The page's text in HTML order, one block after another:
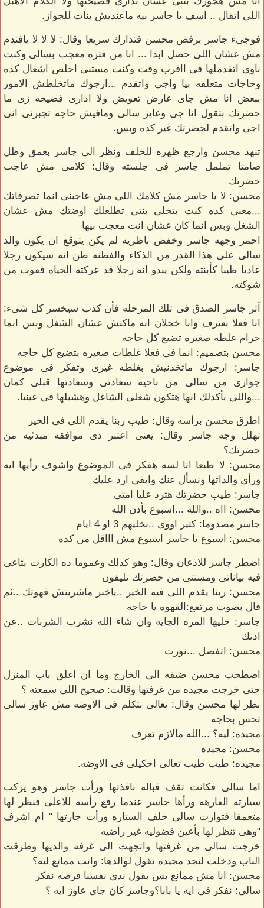
اللى اتقال .. اسف يا جاسر بيه ماعنديش بنات للجواز.
فوجىء جاسر برفض محسن فتدارك سريعا وقال: لا لا لا يافندم
مش عشان اللى حصل ابدا ... انا من فتره معجب بسالى وكنت
ناوى اتقدملها فى ااقرب وقت وكنت مستنى اخلص اشغال كده
وحاجات متعلقه بيا واجى واتقدم ...ارجوك ماتخلطش الامور
ببعض انا مش جاى عارض تعويض ولا ادارى فضيحه زى ما
حضرتك بتقول انا جى وعايز سالى ومافيش حاجه تجبرنى انى
اجى واتقدم لحضرتك غير كده وبس.
تنهد محسن وارجع ظهره للخلف ونظر الى جاسر بعمق وظل
صامتا تململ جاسر فى جلسته وقال: كلامى مش عاجب
حضرتك
محسن: لا يا جاسر مش كلامك اللى مش عاجبنى انما تصرفاتك
...معنى كده كنت بتخلى بنتى تطلعلك اوضتك مش عشان
الشغل وبس انما كان عشان انت معجب بيها
احمر وجهه جاسر وخفض ناظريه لم يكن يتوقع ان يكون والد
سالى على هذا القدر من الذكاء والفطنه ظن انه سيكون رجلا
عاديا طيبا كأبنته ولكن يبدو انه رجلا قد عركته الحياه فقوت من
شوكته.
آثر جاسر الصدق فى تلك المرحله فأن كذب سيخسر كل شىء:
انا فعلا بعترف وانا خجلان انه ماكنش عشان الشغل وبس انما
حرام غلطه صغيره تضيع كل حاجه
محسن بتصميم: انما فى فعلا غلطات صغيره بتضيع كل حاجه
جاسر: ارجوك ماتخدنيش بغلطه غيرى وتفكر فى موضوع
جوازى من سالى من ناحيه سعادتى وسعادتها قبلى كمان
...واللى بأكدلك انها هتكون شغلى الشاغل وهشيلها فى عينيا.
اطرق محسن برأسه وقال: طيب ربنا يقدم اللى فى الخير
تهلل وجه جاسر وقال: يعنى اعتبر دى موافقه مبدئيه من
حضرتك؟
محسن: لا طبعا انا لسه هفكر فى الموضوع واشوف رأيها ايه
ورأى والداتها ونسأل عنك وابقى ارد عليك
جاسر: طيب حضرتك هترد عليا امتى
محسن: ااه ..والله ...اسبوع بأذن الله
جاسر مصدوما: كتير اووى ..نخليهم 3 او 4 ايام
محسن: اسبوع يا جاسر اسبوع مش اااقل من كده
اضطر جاسر للاذعان وقال: وهو كذلك وعموما ده الكارت بتاعى
فيه بياناتى ومستنى من حضرتك تليفون
محسن: ربنا يقدم اللى فيه الخير ..ياخبر ماشربتش قهوتك ..ثم
قال بصوت مرتفع:القهوه يا حاجه
جاسر: خليها المره الجايه وان شاء الله نشرب الشربات ..عن
اذنك
محسن: اتفضل ...نورت
اصطحب محسن ضيفه الى الخارج وما ان اغلق باب المنزل
حتى خرجت مجيده من غرفتها وقالت: صحيح اللى سمعته ؟
نظر لها محسن وقال: تعالى نتكلم فى الاوضه مش عاوز سالى
تحس بحاجه
مجيده: ليه؟ ...الله مالازم تعرف
محسن: مجيده
مجيده: طيب طيب تعالى احكيلى فى الاوضه.
اما سالى فكانت تقف قباله نافذتها ورأت جاسر وهو يركب
سيارته الفارهه ورأها جاسر عندما رفع رأسه للاعلى فنظر لها
متعمقا فتوارت سالى خلف الستاره ورأت جارتها " ام اشرف
"وهى تنظر لها بأعين فضوليه غير راضيه
خرجت سالى من غرفتها واتجهت الى غرفه والديها وطرقت
الباب ودخلت لتجد مجيده تقول لوالدها: وانت ممانع ليه؟
محسن: انا مش ممانع بس بقول ندى نفسنا فرصه نفكر
سالى: نفكر فى ايه يا بابا؟وجاسر كان جاى عاوز ايه ؟